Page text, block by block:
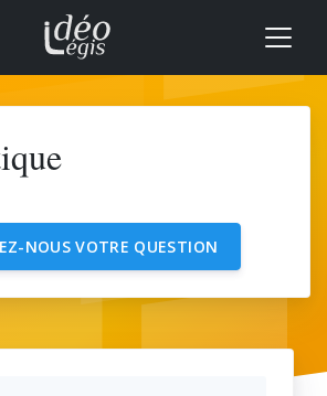
NOUS VOTRE QUESTION